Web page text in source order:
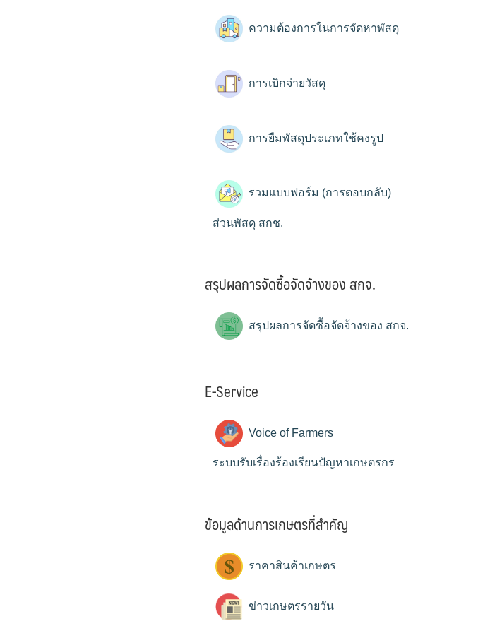
ความต้องการในการจัดหาพัสดุ
การเบิกจ่ายวัสดุ
การยืมพัสดุประเภทใช้คงรูป
รวมแบบฟอร์ม (การตอบกลับ)
ส่วนพัสดุ สกช.
สรุปผลการจัดซื้อจัดจ้างของ สกจ.
สรุปผลการจัดซื้อจัดจ้างของ สกจ.
E-Service
Voice of Farmers
ระบบรับเรื่องร้องเรียนปัญหาเกษตรกร
ข้อมูลด้านการเกษตรที่สำคัญ
ราคาสินค้าเกษตร
ข่าวเกษตรรายวัน